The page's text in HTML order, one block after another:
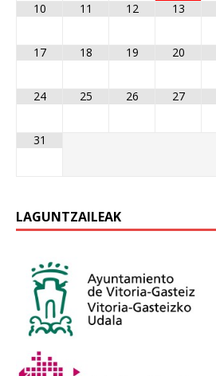
10 11 12 13
17 18 19 20
24 25 26 27
31
LAGUNTZAILEAK